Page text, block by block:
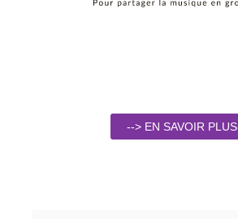
--> EN SAVOIR PLUS